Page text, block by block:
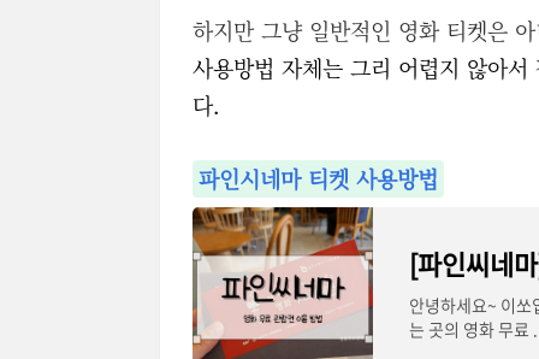
하지만 그냥 일반적인 영화 티켓은
사용방법 자체는 그리 어렵지 않아
다.
파인시네마 티켓 사용방법
[파인씨네
안녕하세요~ 이
는 곳의 영화 무료